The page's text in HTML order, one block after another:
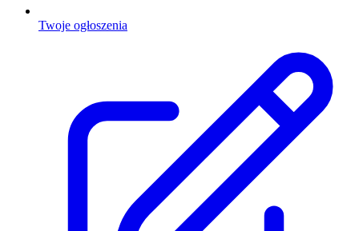
Twoje ogłoszenia